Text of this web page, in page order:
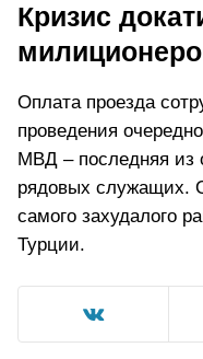
Кризис
Оплата проезда
проведения
МВД – последняя из
рядовых служащих.
самого захудалого
Турции.